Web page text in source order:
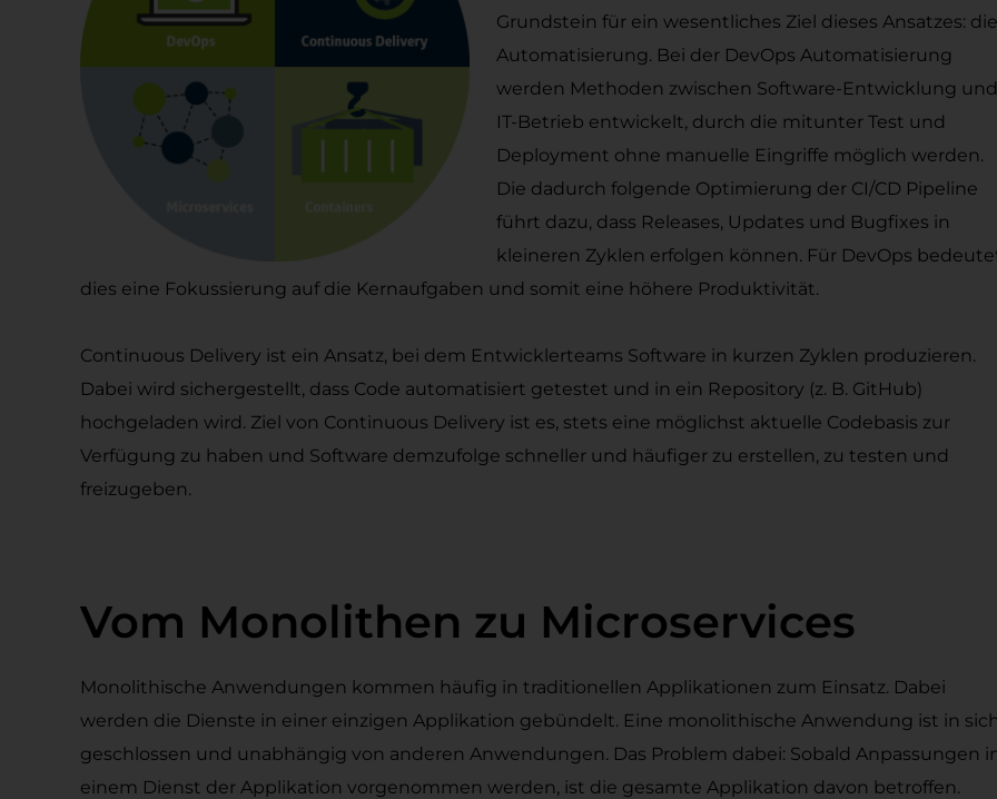
Grundstein für ein wesentliches Ziel dieses Ansatzes: die
Automatisierung. Bei der DevOps Automatisierung
werden Methoden zwischen Software-Entwicklung und
IT-Betrieb entwickelt, durch die mitunter Test und
Deployment ohne manuelle Eingriffe möglich werden.
Die dadurch folgende Optimierung der CI/CD Pipeline
führt dazu, dass Releases, Updates und Bugfixes in
kleineren Zyklen erfolgen können. Für DevOps
dies eine Fokussierung auf die Kernaufgaben und somit eine höhere Produktivität.
Continuous Delivery ist ein Ansatz, bei dem Entwicklerteams Software in kurzen Zyklen produzieren.
Dabei wird sichergestellt, dass Code automatisiert getestet und in ein Repository (z. B. GitHub)
hochgeladen wird. Ziel von Continuous Delivery ist es, stets eine möglichst aktuelle Codebasis zur
Verfügung zu haben und Software demzufolge schneller und häufiger zu erstellen, zu testen und
freizugeben.
Vom Monolithen zu Microservices
Monolithische Anwendungen kommen häufig in traditionellen Applikationen zum Einsatz. Dabei
werden die Dienste in einer einzigen Applikation gebündelt. Eine monolithische Anwendung ist in
geschlossen und unabhängig von anderen Anwendungen. Das Problem dabei: Sobald Anpassungen
einem Dienst der Applikation vorgenommen werden, ist die gesamte Applikation davon betroffen.